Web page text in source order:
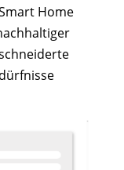
Home